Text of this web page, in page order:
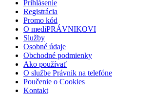
Prihlásenie
Registrácia
Promo kód
O mediPRÁVNIKOVI
Služby
Osobné údaje
Obchodné podmienky
Ako používať
O službe Právnik na telefóne
Poučenie o Cookies
Kontakt